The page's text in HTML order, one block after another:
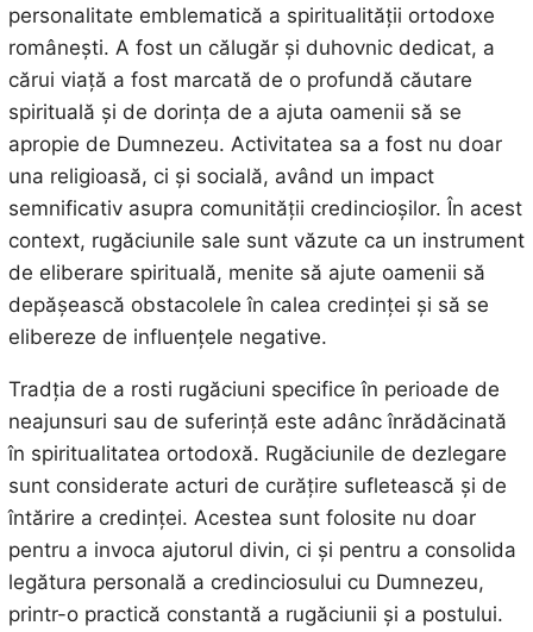
personalitate emblematică a spiritualității ortodoxe
românești. A fost un călugăr și duhovnic dedicat, a
cărui viață a fost marcată de o profundă căutare
spirituală și de dorința de a ajuta oamenii să se
apropie de Dumnezeu. Activitatea sa a fost nu doar
una religioasă, ci și socială, având un impact
semnificativ asupra comunității credincioșilor. În acest
context, rugăciunile sale sunt văzute ca un instrument
de eliberare spirituală, menite să ajute oamenii să
depășească obstacolele în calea credinței și să se
elibereze de influențele negative.
Tradția de a rosti rugăciuni specifice în perioade de
neajunsuri sau de suferință este adânc înrădăcinată
în spiritualitatea ortodoxă. Rugăciunile de dezlegare
sunt considerate acturi de curățire sufletească și de
întărire a credinței. Acestea sunt folosite nu doar
pentru a invoca ajutorul divin, ci și pentru a consolida
legătura personală a credinciosului cu Dumnezeu,
printr-o practică constantă a rugăciunii și a postului.